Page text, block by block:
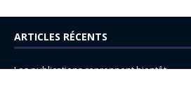
ARTICLES RÉCENTS
Les publications reprennent bientôt…